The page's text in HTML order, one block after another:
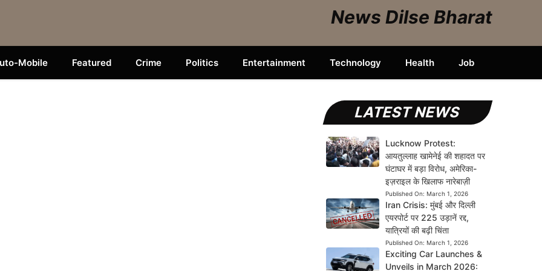
News Dilse Bharat
Mobile Featured Crime Politics Entertainment Technology Health Job
LATEST NEWS
Lucknow Protest:
आयतुल्लाह खामेनेई की शहादत पर
घंटाघर में बड़ा विरोध, अमेरिका-
इज़राइल के खिलाफ नारेबाज़ी
Published On: March 1, 2026
Iran Crisis: मुंबई और दिल्ली
एयरपोर्ट पर 225 उड़ानें रद्द,
यात्रियों की बढ़ी चिंता
Published On: March 1, 2026
Exciting Car Launches &
Unveils in March 2026: